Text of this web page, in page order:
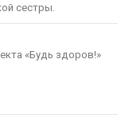
сестры.
«Будь здоров!»